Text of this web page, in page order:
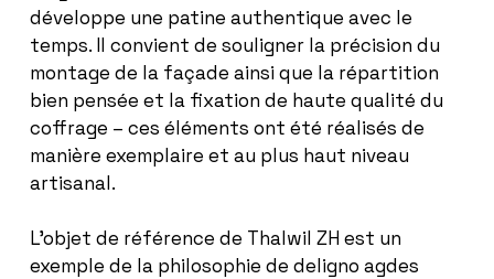
développe une patine authentique avec le
temps. Il convient de souligner la précision du
montage de la façade ainsi que la répartition
bien pensée et la fixation de haute qualité du
coffrage – ces éléments ont été réalisés de
manière exemplaire et au plus haut niveau
artisanal.
L’objet de référence de Thalwil ZH est un
exemple de la philosophie de deligno agdes